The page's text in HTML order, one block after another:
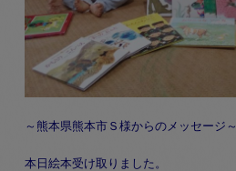
～熊本県熊本市Ｓ様からのメッセージ～
本日絵本受け取りました。